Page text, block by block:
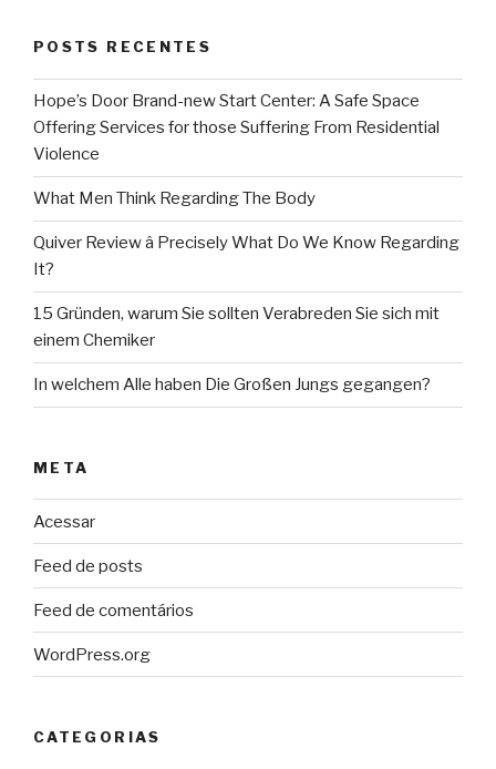
POSTS RECENTES
Hope’s Door Brand-new Start Center: A Safe Space
Offering Services for those Suffering From Residential
Violence
What Men Think Regarding The Body
Quiver Review â Precisely What Do We Know Regarding
It?
15 Gründen, warum Sie sollten Verabreden Sie sich mit
einem Chemiker
In welchem Alle haben Die Großen Jungs gegangen?
META
Acessar
Feed de posts
Feed de comentários
WordPress.org
CATEGORIAS